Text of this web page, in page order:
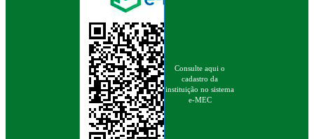
Consulte aqui o
cadastro da
instituição no sistema
e-MEC